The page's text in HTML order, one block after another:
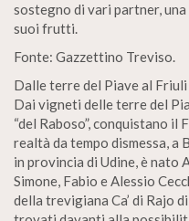
sostegno di vari partner,
suoi frutti.
Fonte: Gazzettino Treviso.
Dalle terre del Piave al
Dai vigneti delle terre del
“del Raboso”, conquistano il
realtà da tempo dismessa, a
in provincia di Udine, è nato
Simone, Fabio e Alessio
della trevigiana Ca’ di Rajo